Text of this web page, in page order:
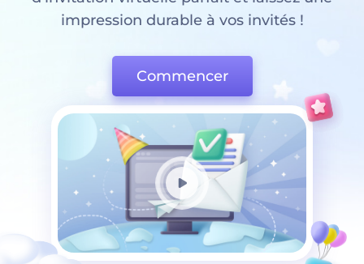
impression durable à vos invités !
Commencer